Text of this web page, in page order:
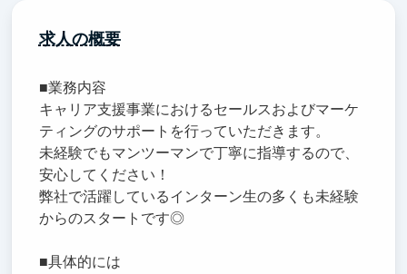
求人の概要
■業務内容
キャリア支援事業におけるセールスおよびマーケ
ティングのサポートを行っていただきます。
未経験でもマンツーマンで丁寧に指導するので、
安心してください！
弊社で活躍しているインターン生の多くも未経験
からのスタートです◎
■具体的には